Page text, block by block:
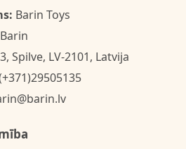
Barin Toys
Spilve, LV-2101, Latvija